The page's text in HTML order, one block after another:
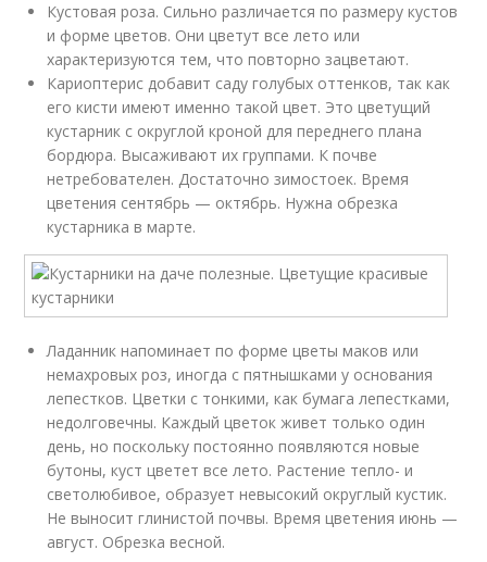
Кустовая роза. Сильно различается по размеру кустов
и форме цветов. Они цветут все лето или
характеризуются тем, что повторно зацветают.
Кариоптерис добавит саду голубых оттенков, так как
его кисти имеют именно такой цвет. Это цветущий
кустарник с округлой кроной для переднего плана
бордюра. Высаживают их группами. К почве
нетребователен. Достаточно зимостоек. Время
цветения сентябрь — октябрь. Нужна обрезка
кустарника в марте.
Ладанник напоминает по форме цветы маков или
немахровых роз, иногда с пятнышками у основания
лепестков. Цветки с тонкими, как бумага лепестками,
недолговечны. Каждый цветок живет только один
день, но поскольку постоянно появляются новые
бутоны, куст цветет все лето. Растение тепло- и
светолюбивое, образует невысокий округлый кустик.
Не выносит глинистой почвы. Время цветения июнь —
август. Обрезка весной.